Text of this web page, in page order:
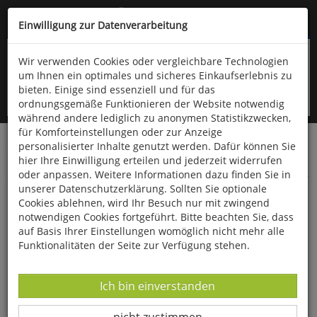
Kompletten Head der Seite überspringen
oder (06766) 9323-960
Startseite Bücher Quelle & Meyer Verlag
Fauna
Bestimmungskarten
Heimische Landschnecken im Vergleich 10er-
Set
Einwilligung zur Datenverarbeitung
Wir verwenden Cookies oder vergleichbare Technologien
um Ihnen ein optimales und sicheres Einkaufserlebnis zu
bieten. Einige sind essenziell und für das
ordnungsgemäße Funktionieren der Website notwendig
während andere lediglich zu anonymen Statistikzwecken,
für Komforteinstellungen oder zur Anzeige
personalisierter Inhalte genutzt werden. Dafür können Sie
hier Ihre Einwilligung erteilen und jederzeit widerrufen
oder anpassen. Weitere Informationen dazu finden Sie in
unserer Datenschutzerklärung. Sollten Sie optionale
Cookies ablehnen, wird Ihr Besuch nur mit zwingend
notwendigen Cookies fortgeführt. Bitte beachten Sie, dass
auf Basis Ihrer Einstellungen womöglich nicht mehr alle
Funktionalitäten der Seite zur Verfügung stehen.
Datenverarbeitung -
Ich bin einverstanden